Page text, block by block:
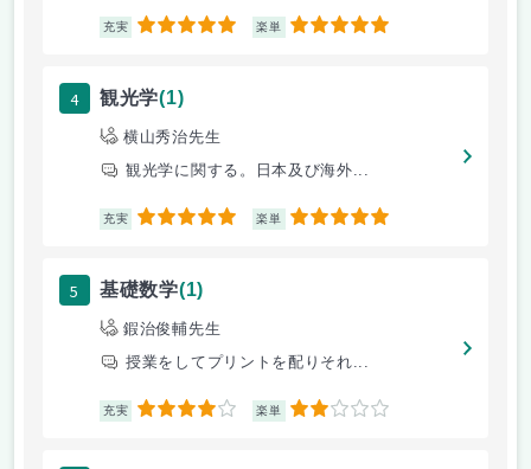
充実 5 楽単 5
4 観光学(1)
横山秀治先生
観光学に関する。日本及び海外...
充実 5 楽単 5
5 基礎数学(1)
鍜治俊輔先生
授業をしてプリントを配りそれ...
充実 4 楽単 2